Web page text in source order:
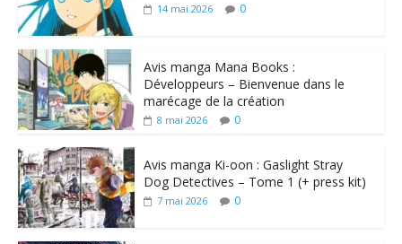
14 mai 2026 0
Avis manga Mana Books :
Développeurs – Bienvenue dans le
marécage de la création
8 mai 2026 0
Avis manga Ki-oon : Gaslight Stray
Dog Detectives – Tome 1 (+ press kit)
7 mai 2026 0